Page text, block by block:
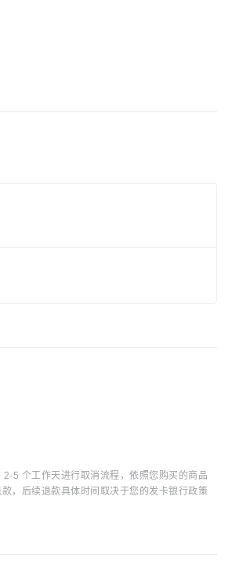
5 个工作天进行取消流程，依照您购买的商品
，后续退款具体时间取决于您的发卡银行政策